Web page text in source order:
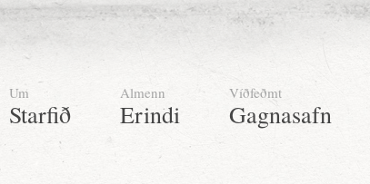
Um
Starfið
Almenn
Erindi
Víðfeðmt
Gagnasafn